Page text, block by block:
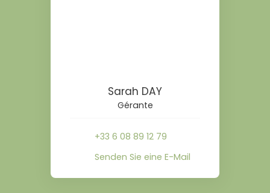
Sarah DAY
Gérante
+33 6 08 89 12 79
Senden Sie eine E-Mail